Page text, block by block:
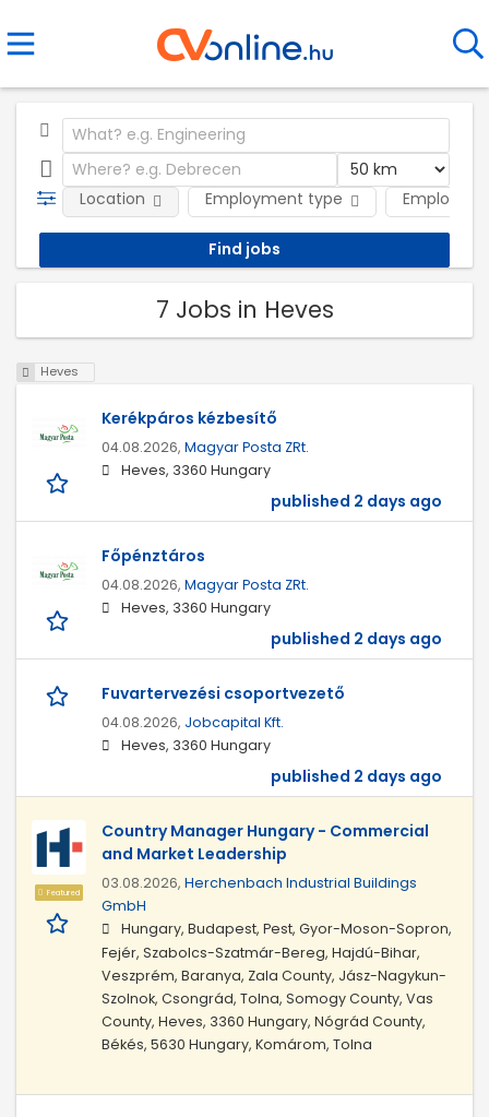
Employment type Employer
Location
7 Jobs in Heves
Heves
Kerékpáros kézbesítő
04.08.2026, Magyar Posta ZRt.
Heves, 3360 Hungary
published 2 days ago
Főpénztáros
04.08.2026, Magyar Posta ZRt.
Heves, 3360 Hungary
published 2 days ago
Fuvartervezési csoportvezető
04.08.2026, Jobcapital Kft.
Heves, 3360 Hungary
published 2 days ago
Featured
Country Manager Hungary - Commercial
and Market Leadership
03.08.2026, Herchenbach Industrial Buildings
GmbH
Hungary, Budapest, Pest, Gyor-Moson-Sopron,
Fejér, Szabolcs-Szatmár-Bereg, Hajdú-Bihar,
Veszprém, Baranya, Zala County, Jász-Nagykun-
Szolnok, Csongrád, Tolna, Somogy County, Vas
County, Heves, 3360 Hungary, Nógrád County,
Békés, 5630 Hungary, Komárom, Tolna